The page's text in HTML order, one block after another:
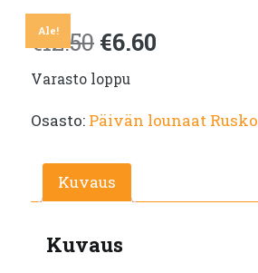
Ale!
€12.50 Alkuperäinen
hinta
oli:
€12.50.
€6.60
on:
Varasto loppu
Osasto: Päivän lounaat Rusko
Kuvaus
Kuvaus